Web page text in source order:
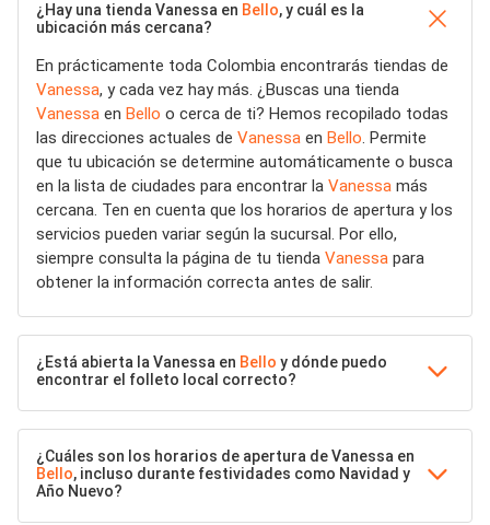
¿Hay una tienda Vanessa en Bello, y cuál es la
ubicación más cercana?
En prácticamente toda Colombia encontrarás tiendas de
Vanessa, y cada vez hay más. ¿Buscas una tienda
Vanessa en Bello o cerca de ti? Hemos recopilado todas
las direcciones actuales de Vanessa en Bello. Permite
que tu ubicación se determine automáticamente o busca
en la lista de ciudades para encontrar la Vanessa más
cercana. Ten en cuenta que los horarios de apertura y los
servicios pueden variar según la sucursal. Por ello,
siempre consulta la página de tu tienda Vanessa para
obtener la información correcta antes de salir.
¿Está abierta la Vanessa en Bello y dónde puedo
encontrar el folleto local correcto?
¿Cuáles son los horarios de apertura de Vanessa en
Bello, incluso durante festividades como Navidad y
Año Nuevo?